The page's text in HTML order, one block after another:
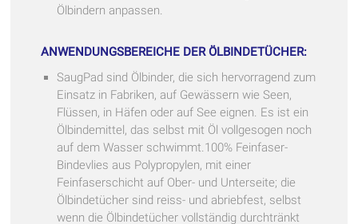
Ölbindern anpassen.
ANWENDUNGSBEREICHE DER ÖLBINDETÜCHER:
SaugPad sind Ölbinder, die sich hervorragend zum
Einsatz in Fabriken, auf Gewässern wie Seen,
Flüssen, in Häfen oder auf See eignen. Es ist ein
Ölbindemittel, das selbst mit Öl vollgesogen noch
auf dem Wasser schwimmt.100% Feinfaser-
Bindevlies aus Polypropylen, mit einer
Feinfaserschicht auf Ober- und Unterseite; die
Ölbindetücher sind reiss- und abriebfest, selbst
wenn die Ölbindetücher vollständig durchtränkt